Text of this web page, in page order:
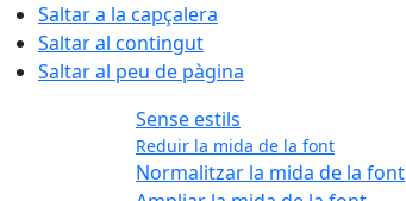
Saltar a la capçalera
Saltar al contingut
Saltar al peu de pàgina
Sense estils
Reduir la mida de la font
Normalitzar la mida de la font